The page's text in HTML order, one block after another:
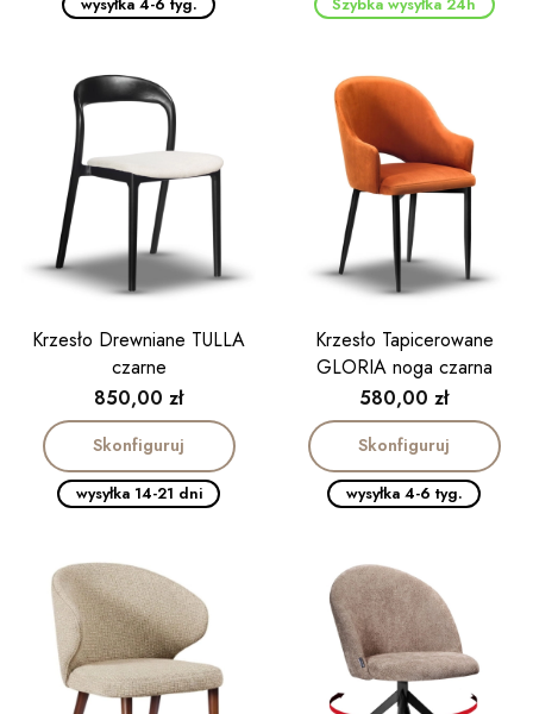
Krzesło Drewniane TULLA
czarne
Cena
850,00 zł
Skonfiguruj
wysyłka 14-21 dni
Krzesło Tapicerowane
GLORIA noga czarna
Cena
580,00 zł
Skonfiguruj
wysyłka 4-6 tyg.